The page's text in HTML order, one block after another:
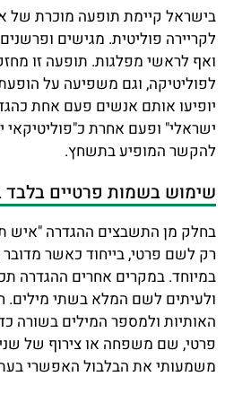
בישראל קיימת תופעה מוכרת
לקריירה פוליטית. מגישים
ואף לראשי מפלגות. תופעה זו
לפוליטיקה, וגם משפיעה על
יופיעו אותם אנשים פעם אחת
ישראלי" ופעם אחרת כ"פוליטיקאי
להקשר המופיע בתשחץ.
שימוש בשמות פרטיים בלבד
בחלק מן התשבצים ההגדרה "איש
רק לשם פרטי, בייחוד כאשר מדובר
במיוחד. במקרים אחרים ההגדרה
ולעיתים לשם המלא בשתי מילים.
האותיות ולמספר המילים
פרטי, שם משפחה או צירוף של
משמעותי את הבלבול האפשרי